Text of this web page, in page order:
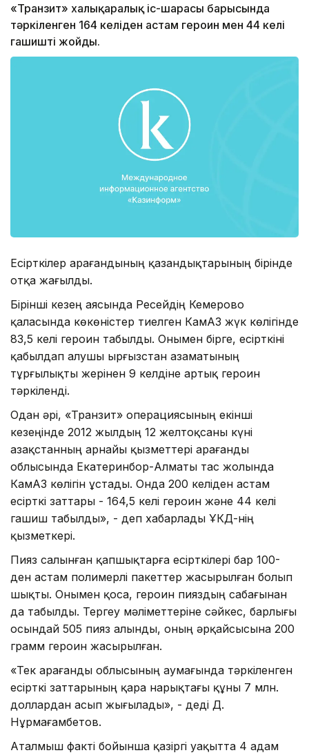
«Транзит» халықаралық іс-шарасы барысында
тәркіленген 164 келіден астам героин мен 44 келі
гашишті жойды.
Есірткілер Қарағандының қазандықтарының бірінде
отқа жағылды.
Бірінші кезең аясында Ресейдің Кемерово
қаласында көкөністер тиелген КамАЗ жүк көлігінде
83,5 келі героин табылды. Онымен бірге, есірткіні
қабылдап алушы Қырғызстан азаматының
тұрғылықты жерінен 9 келдіне артық героин
тәркіленді.
Одан әрі, «Транзит» операциясының екінші
кезеңінде 2012 жылдың 12 желтоқсаны күні
Қазақстанның арнайы қызметтері Қарағанды
облысында Екатеринбор-Алматы тас жолында
КамАЗ көлігін ұстады. Онда 200 келіден астам
есірткі заттары - 164,5 келі героин және 44 келі
гашиш табылды», - деп хабарлады ҰҚКД-нің
қызметкері.
Пияз салынған қапшықтарға есірткілері бар 100-
ден астам полимерлі пакеттер жасырылған болып
шықты. Онымен қоса, героин пияздың сабағынан
да табылды. Тергеу мәліметтеріне сәйкес, барлығы
осындай 505 пияз алынды, оның әрқайсысына 200
грамм героин жасырылған.
«Тек Қарағанды облысының аумағында тәркіленген
есірткі заттарының қара нарықтағы құны 7 млн.
доллардан асып жығылады», - деді Д.
Нұрмағамбетов.
Аталмыш факті бойынша қазіргі уақытта 4 адам